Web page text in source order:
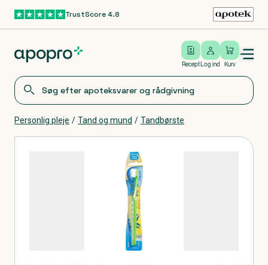
Gå til hovedindholdTrustScore 4.8
Recept
Log ind
Log ind Kurv
Open/close menu
Personlig pleje / Tand og mund / Tandbørste